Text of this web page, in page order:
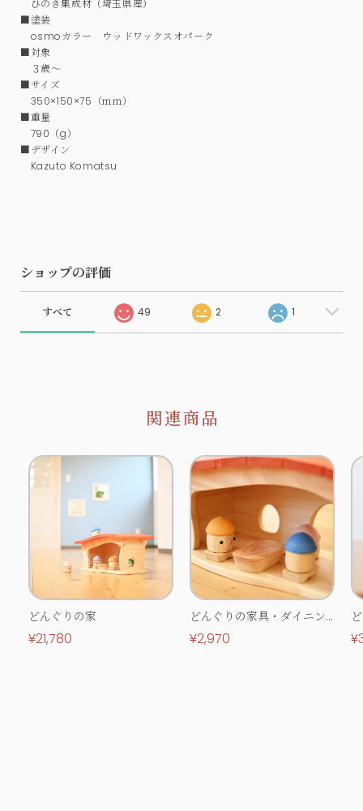
ひのき集成材（埼玉県産）
■塗装
osmoカラー ウッドワックスオパーク
■対象
３歳～
■サイズ
350×150×75（ｍｍ）
■重量
790（g）
■デザイン
Kazuto Komatsu
ショップの評価
すべて 49 2 1
関連商品
どんぐりの家
¥21,780
どんぐりの家具・ダイニン
グセット
¥2,970